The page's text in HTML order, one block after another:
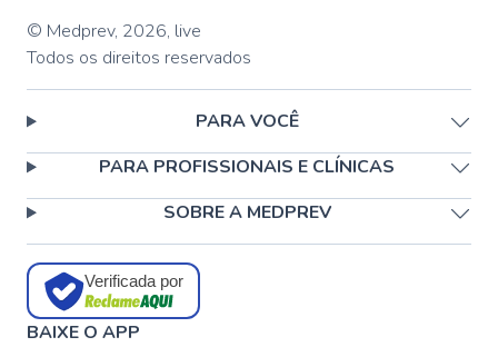
© Medprev, 2026, live
Todos os direitos reservados
PARA VOCÊ
PARA PROFISSIONAIS E CLÍNICAS
SOBRE A MEDPREV
Verificada por
BAIXE O APP